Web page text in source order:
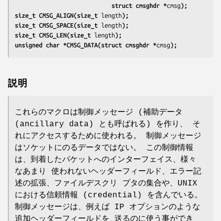
                            struct cmsghdr *
cmsg);
size_t CMSG_ALIGN(size_t length);
size_t CMSG_SPACE(size_t length);
size_t CMSG_LEN(size_t length);
unsigned char *CMSG_DATA(struct cmsghdr *cmsg);
説明
これらのマクロは制御メッセージ (補助データ
(ancillary data) とも呼ばれる) を作り、 そ
れにアクセスするために使われる。 制御メッセージ
はソケットにのるデータではない。 この制御情報
は、到着したパケットへのインターフェイス、様々
なあまり 使われないヘッダーフィールド、エラー記
述の拡張、ファイルデスクリ プタの集合や、UNIX
における信頼情報 (credential) を含んでいる。
制御メッセージは、例えば IP オプションのような
追加ヘッダーフィールドを 送るのに使う事ができ